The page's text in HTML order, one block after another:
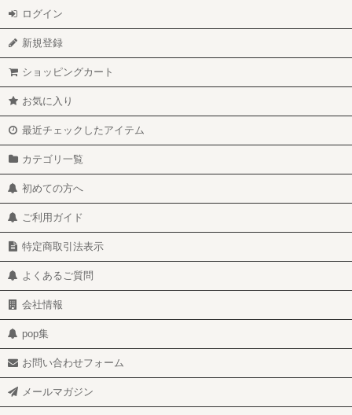
ログイン
新規登録
ショッピングカート
お気に入り
最近チェックしたアイテム
カテゴリ一覧
初めての方へ
ご利用ガイド
特定商取引法表示
よくあるご質問
会社情報
pop集
お問い合わせフォーム
メールマガジン